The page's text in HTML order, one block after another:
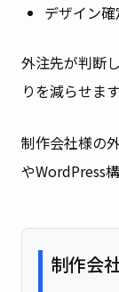
デザイン
外注先が判断
りを減らせます
制作会社様の
やWordPress
制作会